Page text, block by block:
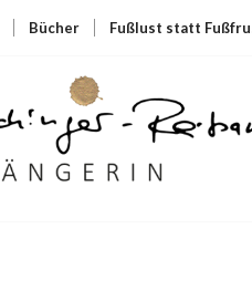
Bücher Fußlust statt